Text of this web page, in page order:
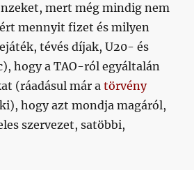
mert még mindig nem
mennyit fizet és milyen
tévés díjak, U20- és
hogy a TAO-ról egyáltalán
(ráadásul már atörvény
hogy azt mondja magáról,
szervezet, satöbbi,